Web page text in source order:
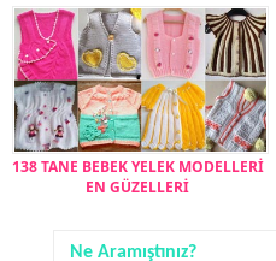
138 TANE BEBEK YELEK MODELLERİ
EN GÜZELLERİ